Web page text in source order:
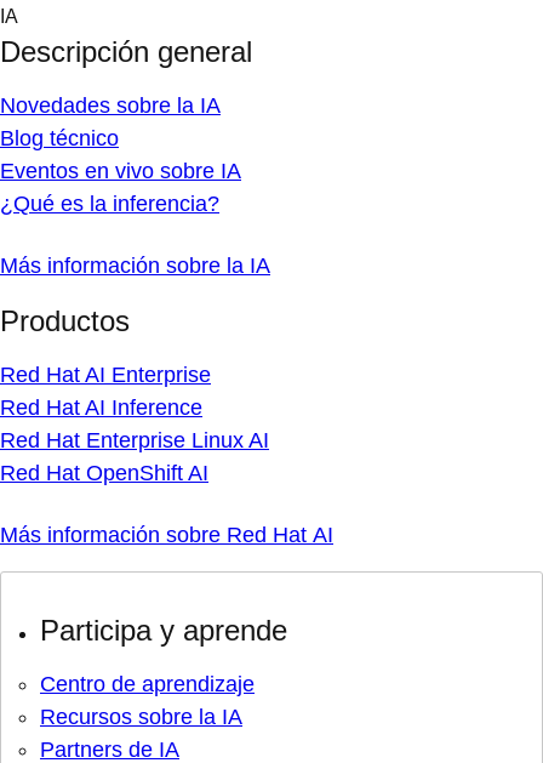
Skip
content
IA
Descripción general
Novedades sobre la IA
Blog técnico
Eventos en vivo sobre IA
¿Qué es la inferencia?
Más información sobre la IA
Productos
Red Hat AI Enterprise
Red Hat AI Inference
Red Hat Enterprise Linux AI
Red Hat OpenShift AI
Más información sobre Red Hat AI
Participa y aprende
Centro de aprendizaje
Recursos sobre la IA
Partners de IA